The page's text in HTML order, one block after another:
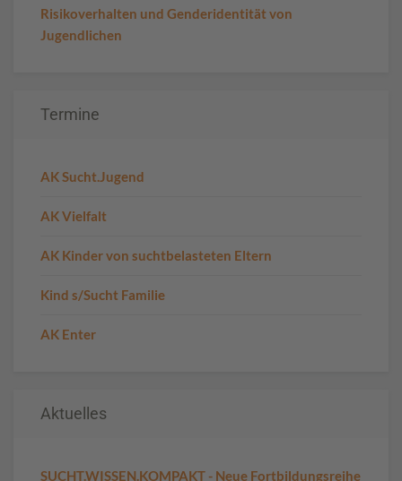
Risikoverhalten und Genderidentität von
Jugendlichen
Termine
AK Sucht.Jugend
AK Vielfalt
AK Kinder von suchtbelasteten Eltern
Kind s/Sucht Familie
AK Enter
Aktuelles
SUCHT.WISSEN.KOMPAKT - Neue Fortbildungsreihe